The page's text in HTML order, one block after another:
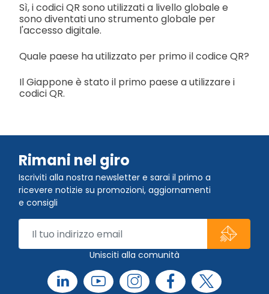
Sì, i codici QR sono utilizzati a livello globale e
sono diventati uno strumento globale per
l'accesso digitale.
Quale paese ha utilizzato per primo il codice QR?
Il Giappone è stato il primo paese a utilizzare i
codici QR.
Rimani nel giro
Iscriviti alla nostra newsletter e sarai il primo a
ricevere notizie su promozioni, aggiornamenti
e consigli
Unisciti alla comunità